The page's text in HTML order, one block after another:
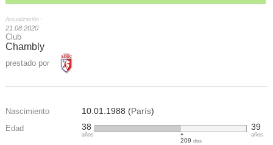
Actualización :
21.08.2020
Club
Chambly
prestado por
Nascimiento 10.01.1988 (París)
Edad 38
años
209 días
39
años